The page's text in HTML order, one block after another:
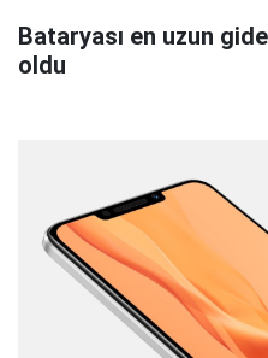
Bataryası en uzun
oldu